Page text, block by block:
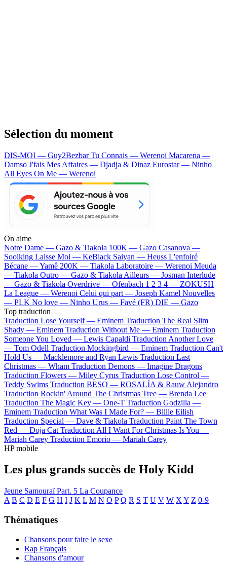
Sélection du moment
DIS-MOI — Guy2BezbarTu Connais — Werenoi Macarena —
Damso J'fais Mes Affaires — Djadja & Dinaz Eurostar — Ninho
All Eyes On Me — Werenoi
On aime
Notre Dame — Gazo & Tiakola 100K — Gazo Casanova —
Soolking Laisse Moi — KeBlack Saiyan — Heuss L'enfoiré
Bécane —Yamê 200K — Tiakola Laboratoire — Werenoi Meuda
— Tiakola Outro — Gazo & Tiakola Ailleurs — Josman Interlude
— Gazo & Tiakola Overdrive — Ofenbach 1 2 3 4 — ZOKUSH
La League — Werenoi Celui qui part — Joseph Kamel Nouvelles
— PLK No love — Ninho Urus — Favé (FR) DIE — Gazo
Top traduction
Traduction Lose Yourself — Eminem Traduction The Real Slim
Shady — Eminem Traduction Without Me — Eminem Traduction
Someone You Loved — Lewis Capaldi Traduction Another Love
— Tom Odell Traduction Mockingbird — Eminem Traduction Can't
Hold Us — Macklemore and Ryan Lewis Traduction Last
Christmas — Wham Traduction Demons — Imagine Dragons
Traduction Flowers — Miley Cyrus Traduction Lose Control —
Teddy Swims Traduction BESO — ROSALÍA & Rauw Alejandro
Traduction Rockin' Around The Christmas Tree — Brenda Lee
Traduction The Magic Key — One-T Traduction Godzilla —
Eminem Traduction What Was I Made For? — Billie Eilish
Traduction Special — Dave & Tiakola Traduction Paint The Town
Red — Doja Cat Traduction All I Want For Christmas Is You —
Mariah Carey Traduction Emorio — Mariah Carey
HP mobile
Les plus grands succès de Holy Kidd
Jeune Samouraï Part. 5 La Coupance
A B C D E F G H I J K L M N O P Q R S T U V W X Y Z 0-9
Thématiques
Chansons pour faire le sexe
Rap Français
Chansons d'amour